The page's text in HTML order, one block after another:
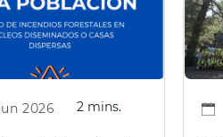
2026 2 mins.